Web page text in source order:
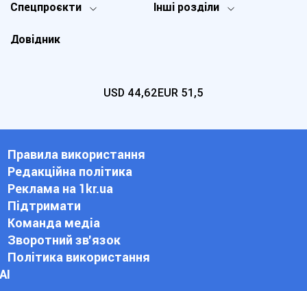
Спецпроєкти Інші розділи
Довідник
USD 44,62EUR 51,5
Правила використання
Редакційна політика
Реклама на 1kr.ua
Підтримати
Команда медіа
Зворотний зв'язок
Політика використання
АІ